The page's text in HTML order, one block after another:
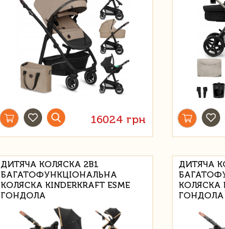
16024 грн
ДИТЯЧА КОЛЯСКА 2В1
БАГАТОФУНКЦІОНАЛЬНА
КОЛЯСКА KINDERKRAFT ESME
ГОНДОЛА
ДИТЯЧА
КОЛЯСКА
ГОНДОЛА